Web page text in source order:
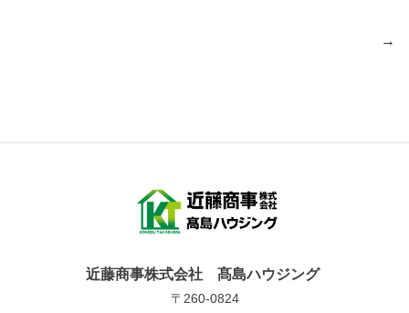
→
近藤商事株式会社 髙島ハウジング
〒260-0824